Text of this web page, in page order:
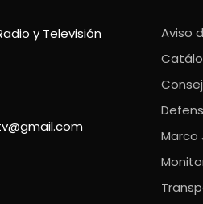
y Televisión
Aviso
Marco